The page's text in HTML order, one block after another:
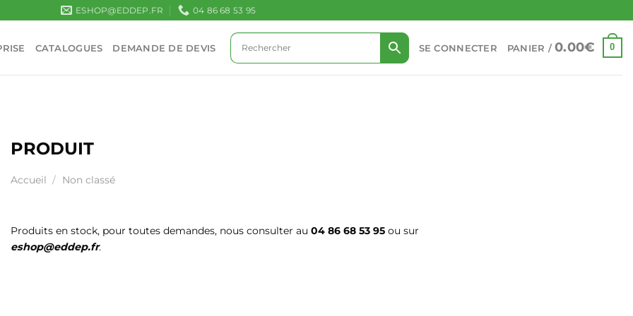
ESHOP@EDDEP.FR 04 86 68 53 95
CATALOGUES DEMANDE DE DEVIS SE CONNECTER PANIER /0.00€ 0
PRODUIT
Accueil / Non classé
Produits en stock, pour toutes demandes, nous consulter au 04 86 68 53 95 ou sur
eshop@eddep.fr.